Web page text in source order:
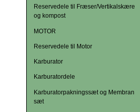
Reservedele til Fræser/Vertikalskære
og kompost
MOTOR
Reservedele til Motor
Karburator
Karburatordele
Karburatorpakningssæt og Membran
sæt